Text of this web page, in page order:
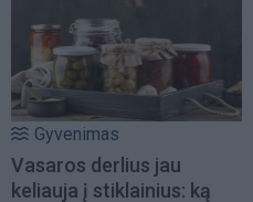
Gyvenimas
Vasaros derlius jau
keliauja į stiklainius: ką